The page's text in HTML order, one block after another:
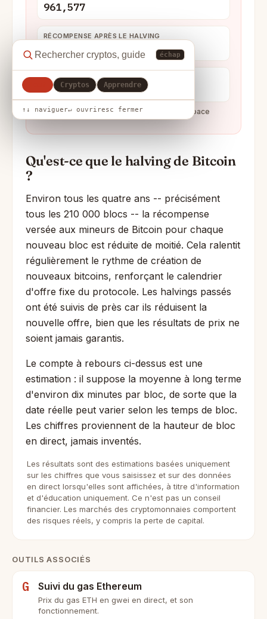
échap
Cryptos Apprendre
↑↓ naviguer↵ ouvriresc fermer
961,577
RÉCOMPENSE APRÈS LE HALVING
1,5625 BTC
DATE ESTIMÉE
13 Apr 2028
Mis à jour 1 second ago · source mempool.space
Qu'est-ce que le halving de Bitcoin
?
Environ tous les quatre ans -- précisément
tous les 210 000 blocs -- la récompense
versée aux mineurs de Bitcoin pour chaque
nouveau bloc est réduite de moitié. Cela ralentit
régulièrement le rythme de création de
nouveaux bitcoins, renforçant le calendrier
d'offre fixe du protocole. Les halvings passés
ont été suivis de près car ils réduisent la
nouvelle offre, bien que les résultats de prix ne
soient jamais garantis.
Le compte à rebours ci-dessus est une
estimation : il suppose la moyenne à long terme
d'environ dix minutes par bloc, de sorte que la
date réelle peut varier selon les temps de bloc.
Les chiffres proviennent de la hauteur de bloc
en direct, jamais inventés.
Les résultats sont des estimations basées uniquement
sur les chiffres que vous saisissez et sur des données
en direct lorsqu'elles sont affichées, à titre d'information
et d'éducation uniquement. Ce n'est pas un conseil
financier. Les marchés des cryptomonnaies comportent
des risques réels, y compris la perte de capital.
OUTILS ASSOCIÉS
G Suivi du gas Ethereum
Prix du gas ETH en gwei en direct, et son
fonctionnement.